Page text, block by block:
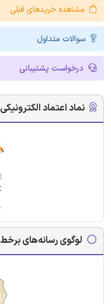
مشاهده خریدهای قبلی
سوالات متداول
درخواست پشتیبانی
نماد اعتماد الکترونیکی
لوگوی رسانه‌های برخط